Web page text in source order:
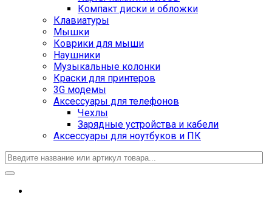
Компакт диски и обложки
Клавиатуры
Мышки
Коврики для мыши
Наушники
Музыкальные колонки
Краски для принтеров
3G модемы
Аксессуары для телефонов
Чехлы
Зарядные устройства и кабели
Аксессуары для ноутбуков и ПК